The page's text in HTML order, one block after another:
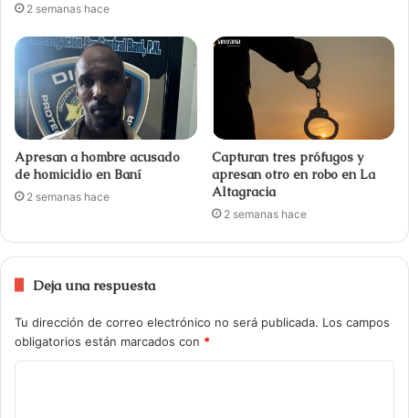
2 semanas hace
Apresan a hombre acusado
de homicidio en Baní
2 semanas hace
Capturan tres prófugos y
apresan otro en robo en La
Altagracia
2 semanas hace
Deja una respuesta
Tu dirección de correo electrónico no será publicada. Los campos
obligatorios están marcados con *